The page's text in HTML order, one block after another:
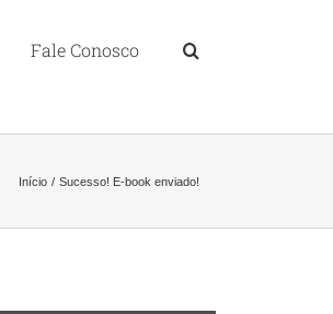
Fale Conosco
Início Sucesso! E-book enviado!